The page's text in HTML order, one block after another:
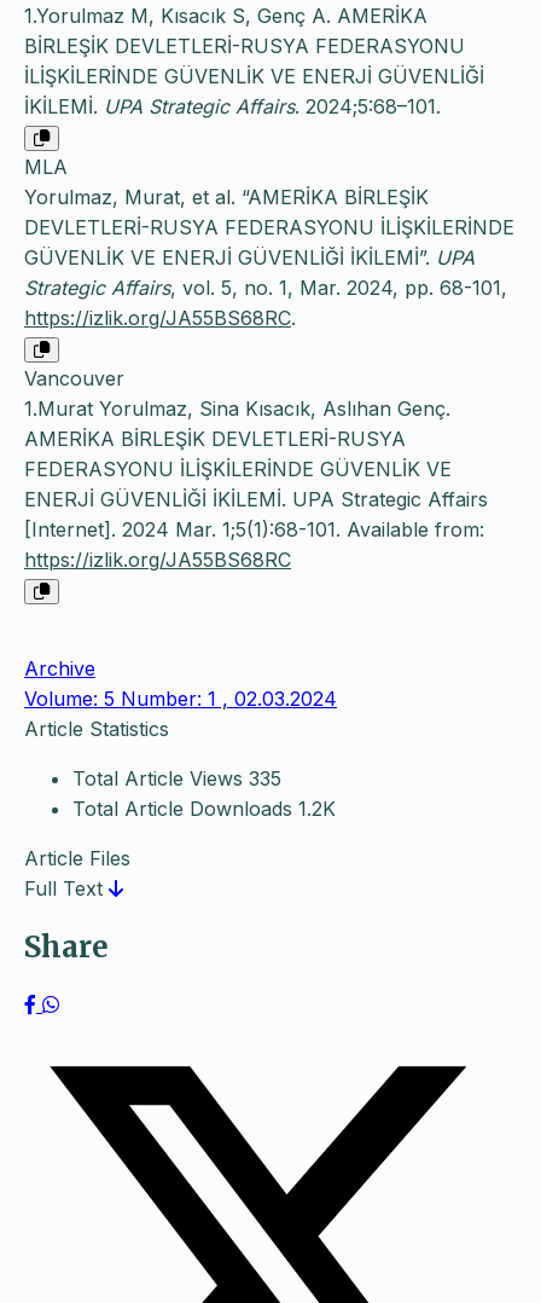
1.Yorulmaz M, Kısacık S, Genç A. AMERİKA
BİRLEŞİK DEVLETLERİ-RUSYA FEDERASYONU
İLİŞKİLERİNDE GÜVENLİK VE ENERJİ GÜVENLİĞİ
İKİLEMİ. UPA Strategic Affairs. 2024;5:68–101.
MLA
Yorulmaz, Murat, et al. “AMERİKA BİRLEŞİK
DEVLETLERİ-RUSYA FEDERASYONU İLİŞKİLERİNDE
GÜVENLİK VE ENERJİ GÜVENLİĞİ İKİLEMİ”. UPA
Strategic Affairs, vol. 5, no. 1, Mar. 2024, pp. 68-101,
https://izlik.org/JA55BS68RC.
Vancouver
1.Murat Yorulmaz, Sina Kısacık, Aslıhan Genç.
AMERİKA BİRLEŞİK DEVLETLERİ-RUSYA
FEDERASYONU İLİŞKİLERİNDE GÜVENLİK VE
ENERJİ GÜVENLİĞİ İKİLEMİ. UPA Strategic Affairs
[Internet]. 2024 Mar. 1;5(1):68-101. Available from:
https://izlik.org/JA55BS68RC
Archive
Volume: 5 Number: 1 , 02.03.2024
Article Statistics
Total Article Views 335
Total Article Downloads 1.2K
Article Files
Full Text
Share